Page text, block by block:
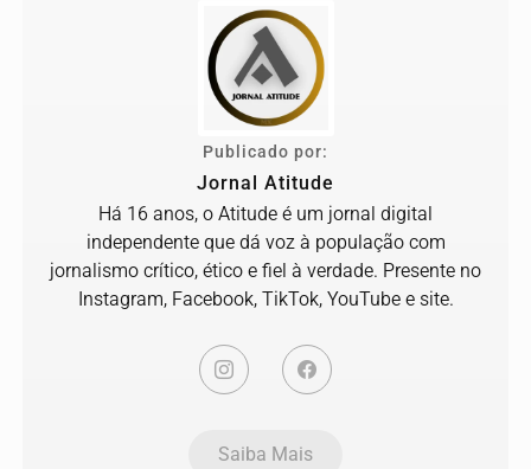
Publicado por:
Jornal Atitude
Há 16 anos, o Atitude é um jornal digital
independente que dá voz à população com
jornalismo crítico, ético e fiel à verdade. Presente no
Instagram, Facebook, TikTok, YouTube e site.
Saiba Mais